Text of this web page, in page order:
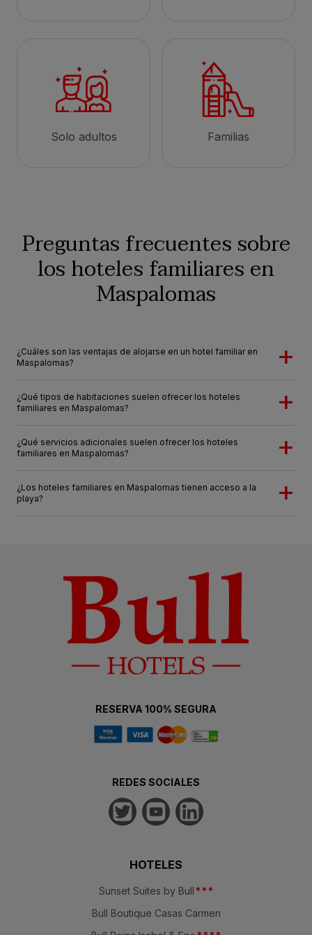
Solo adultos Familias
Preguntas frecuentes sobre
los hoteles familiares en
Maspalomas
¿Cuáles son las ventajas de alojarse en un hotel familiar en
Maspalomas?
¿Qué tipos de habitaciones suelen ofrecer los hoteles
familiares en Maspalomas?
¿Qué servicios adicionales suelen ofrecer los hoteles
familiares en Maspalomas?
¿Los hoteles familiares en Maspalomas tienen acceso a la
playa?
RESERVA 100% SEGURA
REDES SOCIALES
HOTELES
Sunset Suites by Bull * * *
Bull Boutique Casas Carmen